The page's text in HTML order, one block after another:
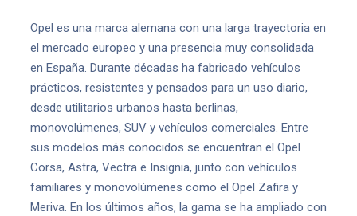
Opel es una marca alemana con una larga trayectoria en
el mercado europeo y una presencia muy consolidada
en España. Durante décadas ha fabricado vehículos
prácticos, resistentes y pensados para un uso diario,
desde utilitarios urbanos hasta berlinas,
monovolúmenes, SUV y vehículos comerciales. Entre
sus modelos más conocidos se encuentran el Opel
Corsa, Astra, Vectra e Insignia, junto con vehículos
familiares y monovolúmenes como el Opel Zafira y
Meriva. En los últimos años, la gama se ha ampliado con